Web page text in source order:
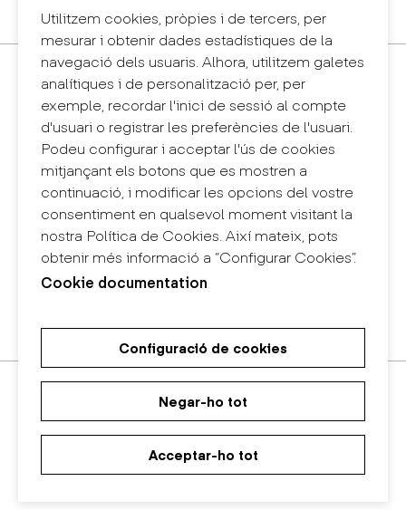
Utilitzem cookies, pròpies i de tercers, per
mesurar i obtenir dades estadístiques de la
navegació dels usuaris. Alhora, utilitzem galetes
analítiques i de personalització per, per
exemple, recordar l'inici de sessió al compte
d'usuari o registrar les preferències de l'usuari.
Podeu configurar i acceptar l'ús de cookies
mitjançant els botons que es mostren a
continuació, i modificar les opcions del vostre
consentiment en qualsevol moment visitant la
nostra Política de Cookies. Així mateix, pots
obtenir més informació a “Configurar Cookies”.
Cookie documentation
Configuració de cookies
Negar-ho tot
Acceptar-ho tot
Sintema intern d'informació (canal de denúncies)
Contacte
+34 932 030 923
info@eina.cat
Eina Sentmenat
Passeig Santa Eulàlia, 25
08017 Barcelona
+34 672 31 86 57
Eina Bosc
Carrer del Bosc, 2
+34 675 78 48 03